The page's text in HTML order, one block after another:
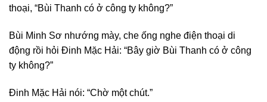
thoại, “Bùi Thanh có ở công ty không?”
Bùi Minh Sơ nhướng mày, che ống nghe điện thoại di
động rồi hỏi Đinh Mặc Hải: “Bây giờ Bùi Thanh có ở công
ty không?”
Đinh Mặc Hải nói: “Chờ một chút.”